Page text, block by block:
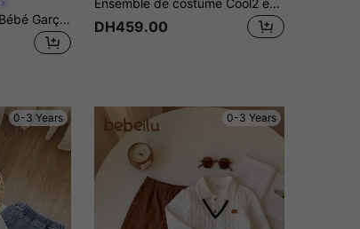
SHEIN 2 pièces/Set Bébé Garçon/Fille Épais Rayures Noires et Blanches Couleur Contrastée Polo Tricoté et Pantalon en Velours Côtelé Noir, Tenue Confortable Chic décontracté pour Tous les Jours, Convient pour l'Intérieur, l'Extérieur, les Sports, les Fêtes, les Séances Photo, les Festivals, le Streetwear, la Tenue de Jogging, Noël, Nouvel An
Ensemble de costume Cool2 en 1 pour bébé garçon avec lettres et patchwork multi
DH459.00
0-3 Years 0-3 Years